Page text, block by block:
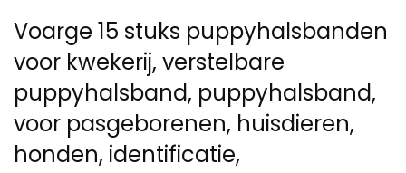
Voarge 15 stuks puppyhalsbanden
voor kwekerij, verstelbare
puppyhalsband, puppyhalsband,
voor pasgeborenen, huisdieren,
honden, identificatie,